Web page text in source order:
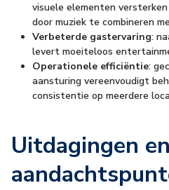
visuele elementen
door muziek te combineren
Verbeterde gastervaring:
levert moeiteloos
Operationele efficiëntie:
aansturing vereenvoudigt
consistentie op meerdere
Uitdagingen en